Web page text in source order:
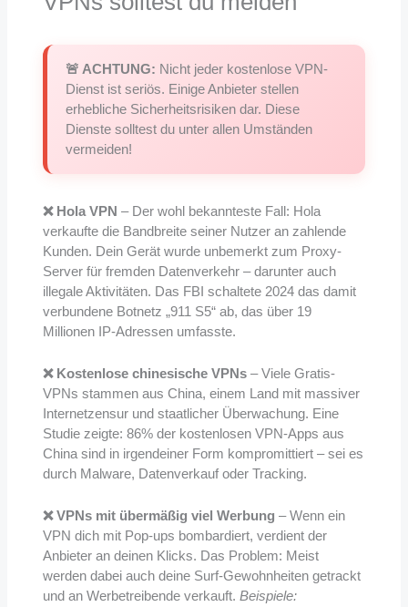
🚨 ACHTUNG: Nicht jeder kostenlose VPN-
Dienst ist seriös. Einige Anbieter stellen
erhebliche Sicherheitsrisiken dar. Diese
Dienste solltest du unter allen Umständen
vermeiden!
❌ Hola VPN – Der wohl bekannteste Fall: Hola
verkaufte die Bandbreite seiner Nutzer an zahlende
Kunden. Dein Gerät wurde unbemerkt zum Proxy-
Server für fremden Datenverkehr – darunter auch
illegale Aktivitäten. Das FBI schaltete 2024 das damit
verbundene Botnetz „911 S5“ ab, das über 19
Millionen IP-Adressen umfasste.
❌ Kostenlose chinesische VPNs– Viele Gratis-
VPNs stammen aus China, einem Land mit massiver
Internetzensur und staatlicher Überwachung. Eine
Studie zeigte: 86% der kostenlosen VPN-Apps aus
China sind in irgendeiner Form kompromittiert – sei es
durch Malware, Datenverkauf oder Tracking.
❌ VPNs mit übermäßig viel Werbung – Wenn ein
VPN dich mit Pop-ups bombardiert, verdient der
Anbieter an deinen Klicks. Das Problem: Meist
werden dabei auch deine Surf-Gewohnheiten getrackt
und an Werbetreibende verkauft. Beispiele: